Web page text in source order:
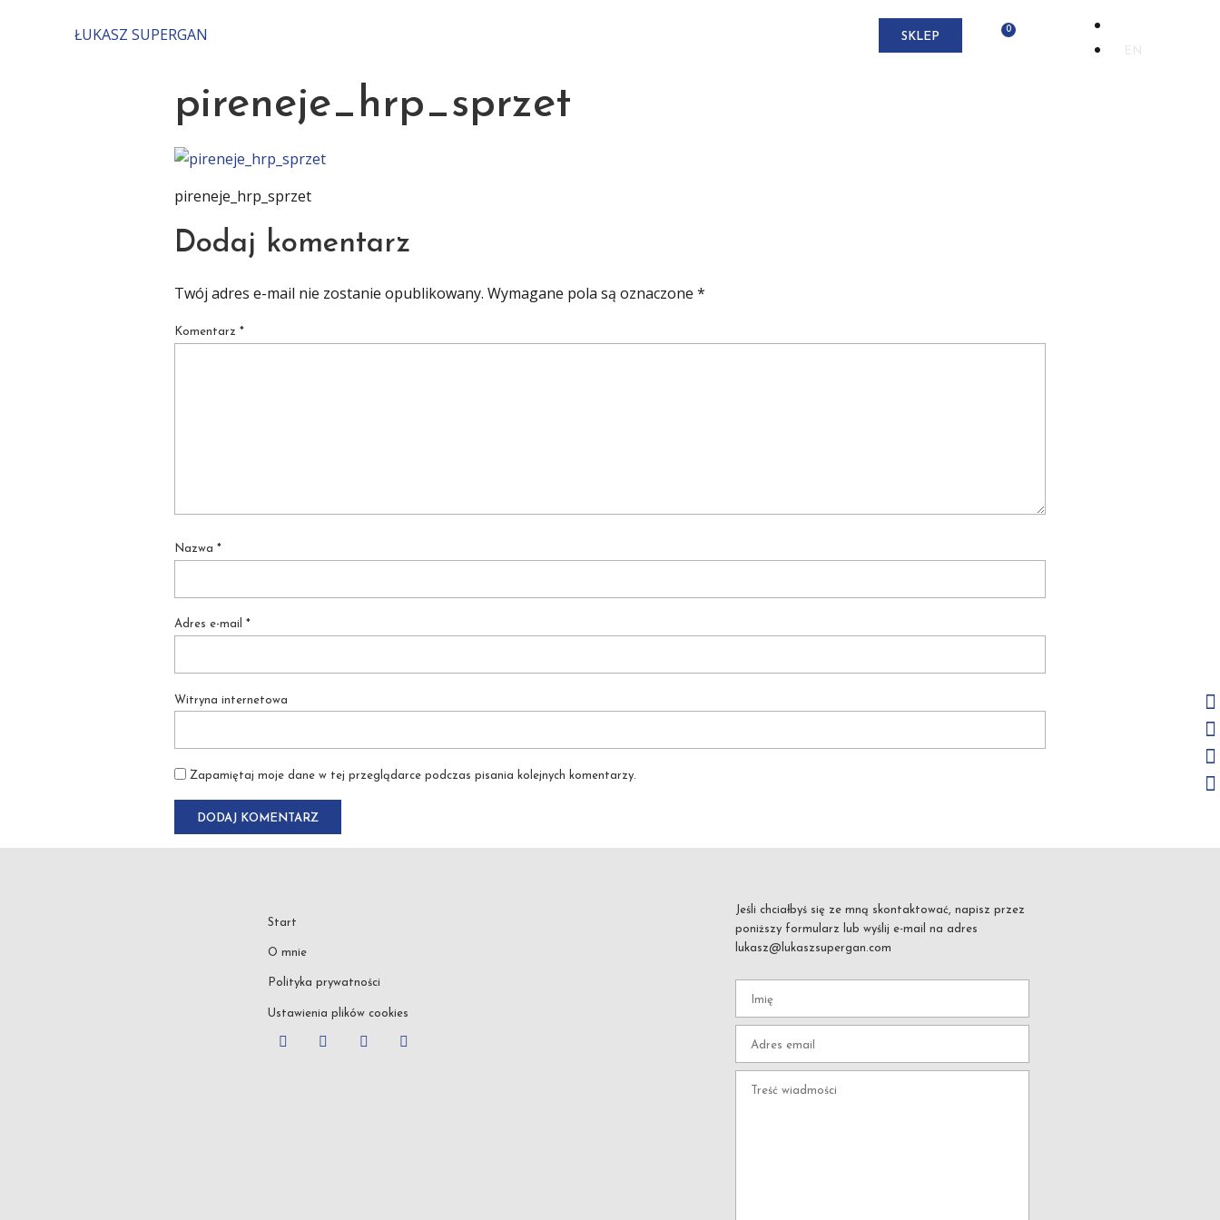
ŁUKASZ SUPERGAN SKLEP
EN
pireneje_hrp_sprzet
pireneje_hrp_sprzet
Dodaj komentarz
Twój adres e-mail nie zostanie opublikowany. Wymagane pola są oznaczone *
Komentarz *
Nazwa *
Adres e-mail *
Witryna internetowa
Zapamiętaj moje dane w tej przeglądarce podczas pisania kolejnych komentarzy.
Start
O mnie
Polityka prywatności
Ustawienia plików cookies
Jeśli chciałbyś się ze mną skontaktować, napisz przez
poniższy formularz lub wyślij e-mail na adres
lukasz@lukaszsupergan.com